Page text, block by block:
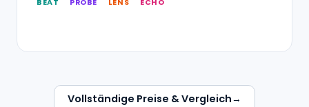
BEAT PROBE LENS ECHO
Vollständige Preise & Vergleich